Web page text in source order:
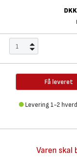
DKK
Få leveret
Levering 1-2
Varen skal